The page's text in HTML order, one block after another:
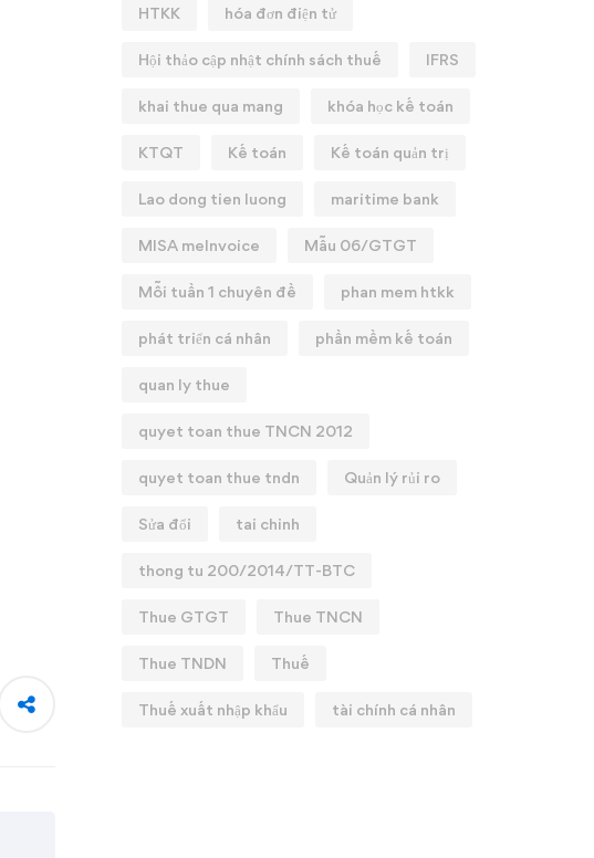
HTKK hóa đơn điện tử
Hội thảo cập nhật chính sách thuế IFRS
khai thue qua mang khóa học kế toán
KTQT Kế toán Kế toán quản trị
Lao dong tien luong maritime bank
MISA meInvoice Mẫu 06/GTGT
Mỗi tuần 1 chuyên đề phan mem htkk
phát triển cá nhân phần mềm kế toán
quan ly thue
quyet toan thue TNCN 2012
quyet toan thue tndn Quản lý rủi ro
Sửa đổi tai chinh
thong tu 200/2014/TT-BTC
Thue GTGT Thue TNCN
Thue TNDN Thuế
Thuế xuất nhập khẩu tài chính cá nhân